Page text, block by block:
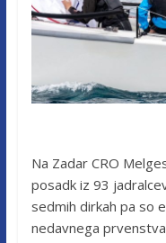
Na Zadar CRO
posadk iz 93
sedmih dirkah pa so
nedavnega